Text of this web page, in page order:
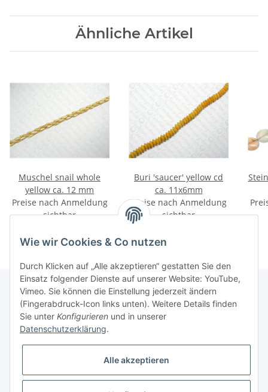
Ähnliche Artikel
Muschel snail whole
yellow ca. 12 mm
Preise nach Anmeldung
sichtbar
Buri 'saucer' yellow cd
ca. 11x6mm
Preise nach Anmeldung
sichtbar
Informationen
Gesetzliche Informationen
Wie wir Cookies & Co nutzen
Durch Klicken auf „Alle akzeptieren“ gestatten Sie den
Einsatz folgender Dienste auf unserer Website: YouTube,
Vimeo. Sie können die Einstellung jederzeit ändern
(Fingerabdruck-Icon links unten). Weitere Details finden
Sie unter Konfigurieren und in unserer
Datenschutzerklärung.
Alle akzeptieren